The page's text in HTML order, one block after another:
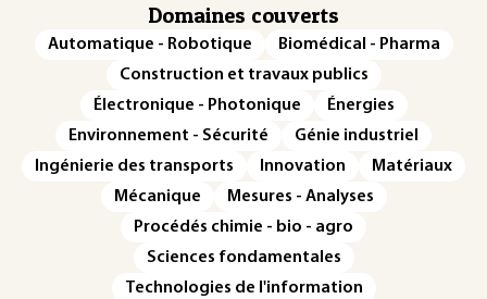
Domaines couverts
Automatique - Robotique
Biomédical - Pharma
Construction et travaux publics
Électronique - Photonique
Énergies
Environnement - Sécurité
Génie industriel
Ingénierie des transports
Innovation
Matériaux
Mécanique
Mesures - Analyses
Procédés chimie - bio - agro
Sciences fondamentales
Technologies de l'information